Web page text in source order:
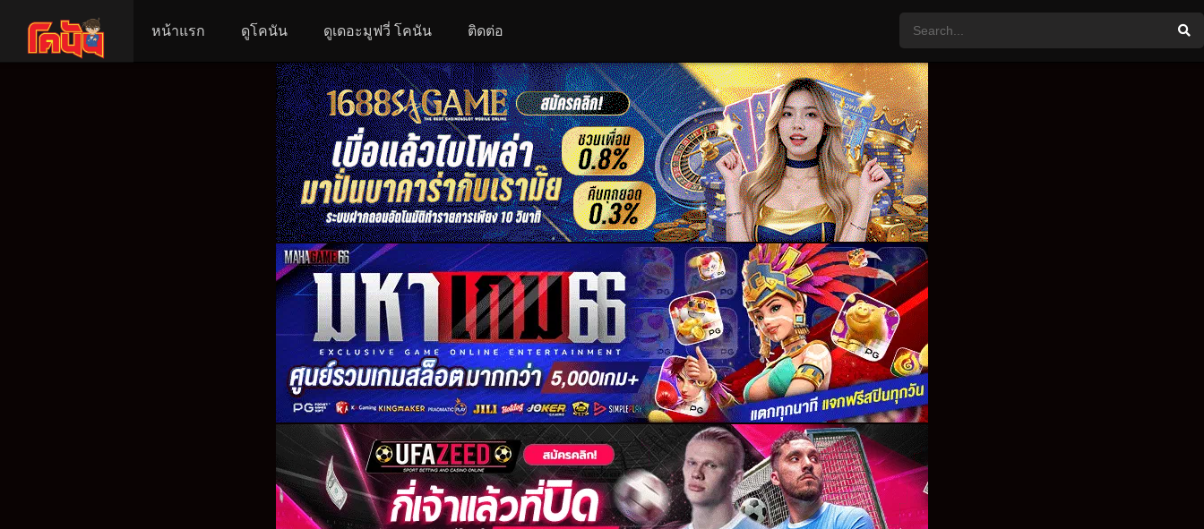
หน้าแรก ดูโคนัน ดูเดอะมูฟวี่ โคนัน ติดต่อ